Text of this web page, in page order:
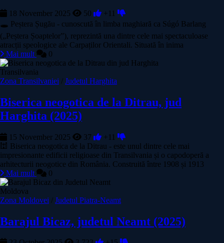
18 November 2025 50
+11
🕳️ Peștera Șugău - cunoscută în limba maghiară ca Súgó Barlang
(„Peștera Șoaptelor”), reprezintă una dintre cele mai spectaculoase
atracții speologice ale Carpaților Orientali. Situată în inima
Mai mult
0
Transilvania
Zona Transilvaniei / Judetul Harghita
Biserica neogotica de la Ditrau, jud
Harghita (2025)
15 November 2025 37
+11
🕍 Biserica neogotica de la Ditrau - este unul dintre cele mai
impresionante edificii religioase din Transilvania și o capodoperă a
arhitecturii neogotice din România. Construită între 1908 și 1913
Mai mult
0
Moldova
Zona Moldovei / Judetul Piatra-Neamt
Barajul Bicaz, judetul Neamt (2025)